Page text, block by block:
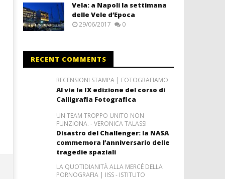
Vela: a Napoli la settimana
delle Vele d’Epoca
29/06/2017 0
RECENT COMMENTS
RECENSIONI STAMPA | FOTOGRAFIAMO
Al via la IX edizione del corso di
Calligrafia Fotografica
UN TEAM TROPPO UNITO NON
FUNZIONA. - VERONICA TALASSI
Disastro del Challenger: la NASA
commemora l’anniversario delle
tragedie spaziali
LA QUOTIDIANITÀ ALLA MERCÉ DELLA
PORNOGRAFIA | IISS - ISTITUTO